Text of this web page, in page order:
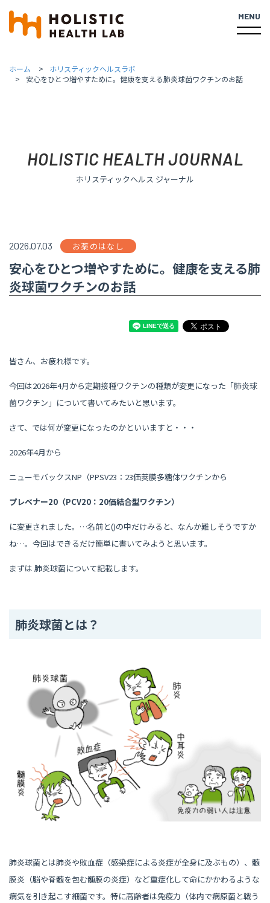
MENU
ホーム
ホリスティックヘルスラボ
安心をひとつ増やすために。健康を支える肺炎球菌ワクチンのお話
HOLISTIC HEALTH JOURNAL
ホリスティックヘルス ジャーナル
2026.07.03 お薬のはなし
安心をひとつ増やすために。健康を支える肺
炎球菌ワクチンのお話
皆さん、お疲れ様です。
今回は2026年4月から定期接種ワクチンの種類が変更になった「肺炎球
菌ワクチン」について書いてみたいと思います。
さて、では何が変更になったのかといいますと・・・
2026年4月から
ニューモバックスNP（PPSV23：23価莢膜多糖体ワクチンから
プレベナー20（PCV20：20価結合型ワクチン）
に変更されました。…名前と()の中だけみると、なんか難しそうですか
ね…。今回はできるだけ簡単に書いてみようと思います。
まずは 肺炎球菌について記載します。
肺炎球菌とは？
肺炎球菌とは肺炎や敗血症（感染症による炎症が全身に及ぶもの）、髄
膜炎（脳や脊髄を包む髄膜の炎症）など重症化して命にかかわるような
病気を引き起こす細菌です。特に高齢者は免疫力（体内で病原菌と戦う